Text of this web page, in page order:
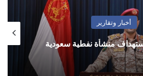
أخبار وتقارير
منشأة نفطية سعودية